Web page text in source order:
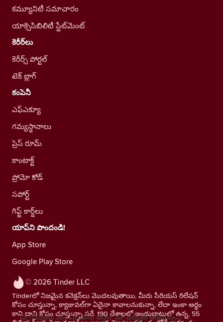
© 2026 Tinder LLC
Tinderలో నిజమైన కనెక్షన్‌లు మొదలవుతాయి, మీరు సీరియస్ రిలేషన్
కోసం చూస్తున్నా, క్యాజువల్‌గా ఏదైనా కావాలనుకున్నా, లేదా ఇంకా అర్థం
కాని దాని కోసం చూస్తున్నా సరే. 190 దేశాలలో అందుబాటులో ఉన్న, 55
కమ్యూనిటీ సమాచారం
యాక్సెసిబిలిటీ స్టేట్‌మెంట్
కెరీర్‌లు
కెరీర్స్ పోర్టల్
టెక్ బ్లాగ్
కంపెనీ
ఎఫ్ఎక్యూ
గమ్యస్థానాలు
ప్రెస్ రూమ్
కాంటాక్ట్
ప్రోమో కోడ్
సపోర్ట్
గిఫ్ట్ కార్డ్‌లు
యాప్‌ని పొందండి!
App Store
Google Play Store
మీ గోప్యతకు మేం విలువను ఇస్తాం. మా వెబ్‌సైట్ ఆడియెన్స్‌ని